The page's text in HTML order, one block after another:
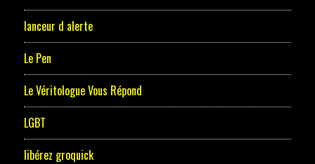
lanceur d alerte
Le Pen
Le Véritologue Vous Répond
LGBT
libérez groquick